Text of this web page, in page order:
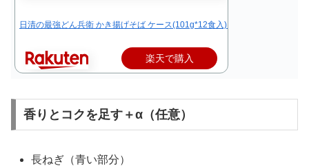
日清の最強どん兵衛 かき揚げそば ケース(101g*12食入)【日清のどん兵衛】…
楽天で購入
香りとコクを足す＋α（任意）
長ねぎ（青い部分）